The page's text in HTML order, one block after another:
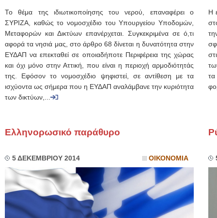
Το θέμα της ιδιωτικοποίησης του νερού, επαναφέρει ο
ΣΥΡΙΖΑ, καθώς το νομοσχέδιο του Υπουργείου Υποδομών,
Μεταφορών και Δικτύων επανέρχεται. Συγκεκριμένα σε ό,τι
αφορά τα νησιά μας, στο άρθρο 68 δίνεται η δυνατότητα στην
ΕΥΔΑΠ να επεκταθεί σε οποιαδήποτε Περιφέρεια της χώρας
και όχι μόνο στην Αττική, που είναι η περιοχή αρμοδιότητάς
της. Εφόσον το νομοσχέδιο ψηφιστεί, σε αντίθεση με τα
ισχύοντα ως σήμερα που η ΕΥΔΑΠ αναλάμβανε την κυριότητα
των δικτύων,...
Η
τα
Ελληνορωσικό παράθυρο
5 ΔΕΚΕΜΒΡΙΟΥ 2014 ΟΙΚΟΝΟΜΙΑ